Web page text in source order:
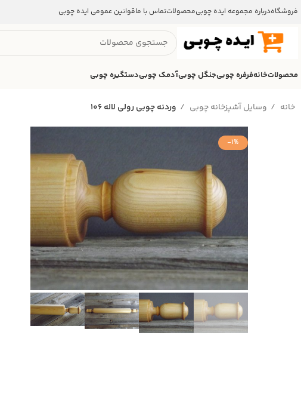
فروشگاهدرباره مجموعه ایده چوبیمحصولاتتماس با ماقوانین عمومی ایده چوبی
محصولاتخانهفرفره چوبیجنگل چوبیآدمک چوبیدستگیره چوبی
خانه وسایل آشپزخانه چوبی وردنه چوبی رولی لاله 106
-1%